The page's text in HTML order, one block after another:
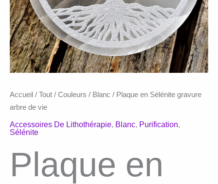
Accueil / Tout / Couleurs / Blanc / Plaque en Sélénite gravure
arbre de vie
Accessoires De Lithothérapie, Blanc, Purification,
Sélénite
Plaque en